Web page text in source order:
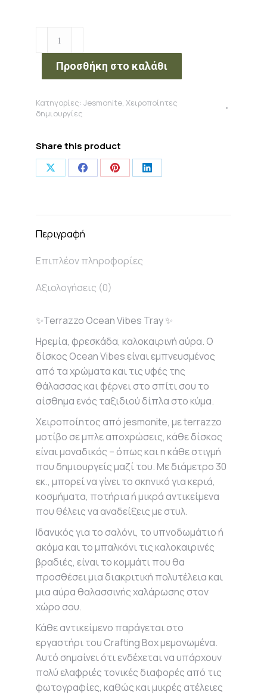
Terrazzo
Ocean
,
Jesmonite
Προσθήκη στο καλάθι
Κατηγορίες: Jesmonite Χειροποίητες
δημιουργίες
Share this product
Share Share Share Share
Περιγραφή
Επιπλέον πληροφορίες
Αξιολογήσεις (0)
✨Terrazzo Ocean Vibes Tray ✨
Ηρεμία, φρεσκάδα, καλοκαιρινή αύρα. Ο
δίσκος Ocean Vibes είναι εμπνευσμένος
από τα χρώματα και τις υφές της
θάλασσας και φέρνει στο σπίτι σου το
αίσθημα ενός ταξιδιού δίπλα στο κύμα.
Χειροποίητος από jesmonite, με terrazzo
μοτίβο σε μπλε αποχρώσεις, κάθε δίσκος
είναι μοναδικός – όπως και η κάθε στιγμή
που δημιουργείς μαζί του. Με διάμετρο 30
εκ., μπορεί να γίνει το σκηνικό για κεριά,
κοσμήματα, ποτήρια ή μικρά αντικείμενα
που θέλεις να αναδείξεις με στυλ.
Ιδανικός για το σαλόνι, το υπνοδωμάτιο ή
ακόμα και το μπαλκόνι τις καλοκαιρινές
βραδιές, είναι το κομμάτι που θα
προσθέσει μια διακριτική πολυτέλεια και
μια αύρα θαλασσινής χαλάρωσης στον
χώρο σου.
Κάθε αντικείμενο παράγεται στο
εργαστήρι του Crafting Box μεμονωμένα.
Αυτό σημαίνει ότι ενδέχεται να υπάρχουν
πολύ ελαφριές τονικές διαφορές από τις
φωτογραφίες, καθώς και μικρές ατέλειες